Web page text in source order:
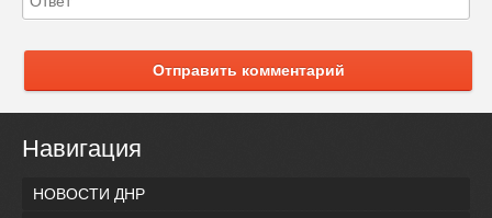
Отправить комментарий
Навигация
НОВОСТИ ДНР